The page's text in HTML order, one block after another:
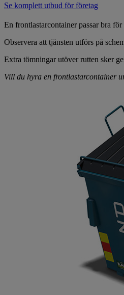
Se komplett utbud för företag
En frontlastarcontainer passar bra
Observera att tjänsten utförs på
Extra tömningar utöver rutten sker
Vill du hyra en frontlastarcontainer